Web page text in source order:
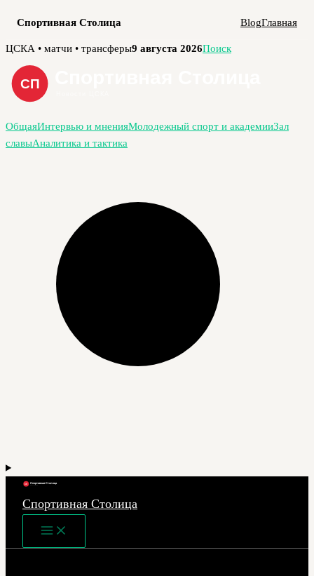
Спортивная Столица BlogГлавная
Перейти
содержимому
ЦСКА • матчи • трансферы9 августа 2026Поиск
ОбщаяИнтервью и мненияМолодежный спорт и академииЗал
славыАналитика и тактика
Спортивная Столица
Main
Menu